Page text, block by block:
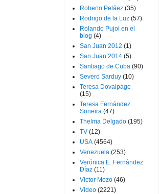
Roberto Peláez (35)
Rodrigo de la Luz (57)
Rolando Pujol en el
blog (4)
San Juan 2012 (1)
San Juan 2014 (5)
Santiago de Cuba (90)
Severo Sarduy (10)
Teresa Dovalpage
(15)
Teresa Fernández
Soneira (47)
Thelma Delgado (195)
TV (12)
USA (4564)
Venezuela (253)
Verónica E. Fernández
Díaz (11)
Victor Mozo (46)
Video (2221)